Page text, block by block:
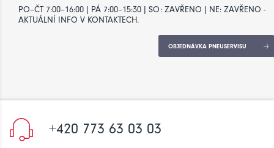
PO–ČT 7:00–16:00 | PÁ 7:00–15:30 | SO: ZAVŘENO | NE: ZAVŘENO -
AKTUÁLNÍ INFO V KONTAKTECH.
OBJEDNÁVKA PNEUSERVISU
+420 773 63 03 03